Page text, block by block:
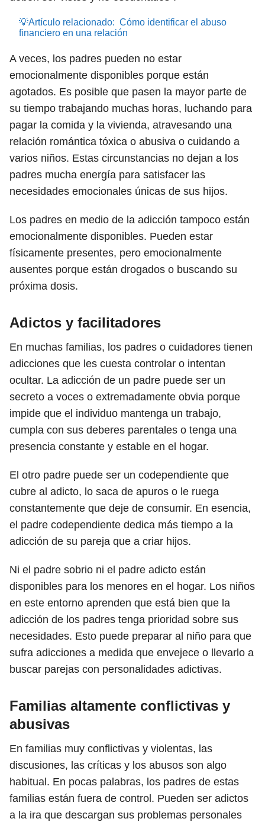
💡Artículo relacionado: Cómo identificar el abuso
financiero en una relación
A veces, los padres pueden no estar
emocionalmente disponibles porque están
agotados. Es posible que pasen la mayor parte de
su tiempo trabajando muchas horas, luchando para
pagar la comida y la vivienda, atravesando una
relación romántica tóxica o abusiva o cuidando a
varios niños. Estas circunstancias no dejan a los
padres mucha energía para satisfacer las
necesidades emocionales únicas de sus hijos.
Los padres en medio de la adicción tampoco están
emocionalmente disponibles. Pueden estar
físicamente presentes, pero emocionalmente
ausentes porque están drogados o buscando su
próxima dosis.
Adictos y facilitadores
En muchas familias, los padres o cuidadores tienen
adicciones que les cuesta controlar o intentan
ocultar. La adicción de un padre puede ser un
secreto a voces o extremadamente obvia porque
impide que el individuo mantenga un trabajo,
cumpla con sus deberes parentales o tenga una
presencia constante y estable en el hogar.
El otro padre puede ser un codependiente que
cubre al adicto, lo saca de apuros o le ruega
constantemente que deje de consumir. En esencia,
el padre codependiente dedica más tiempo a la
adicción de su pareja que a criar hijos.
Ni el padre sobrio ni el padre adicto están
disponibles para los menores en el hogar. Los niños
en este entorno aprenden que está bien que la
adicción de los padres tenga prioridad sobre sus
necesidades. Esto puede preparar al niño para que
sufra adicciones a medida que envejece o llevarlo a
buscar parejas con personalidades adictivas.
Familias altamente conflictivas y
abusivas
En familias muy conflictivas y violentas, las
discusiones, las críticas y los abusos son algo
habitual. En pocas palabras, los padres de estas
familias están fuera de control. Pueden ser adictos
a la ira que descargan sus problemas personales